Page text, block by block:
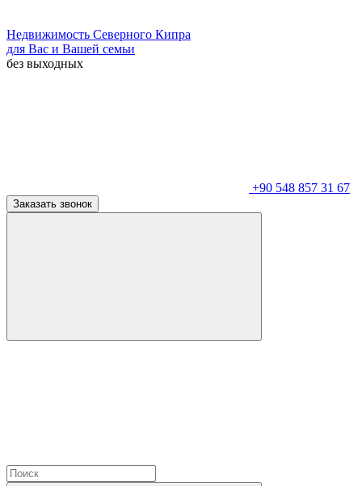
Недвижимость Северного Кипра
для Вас и Вашей семьи
без выходных
+90 548 857 31 67
Заказать звонок